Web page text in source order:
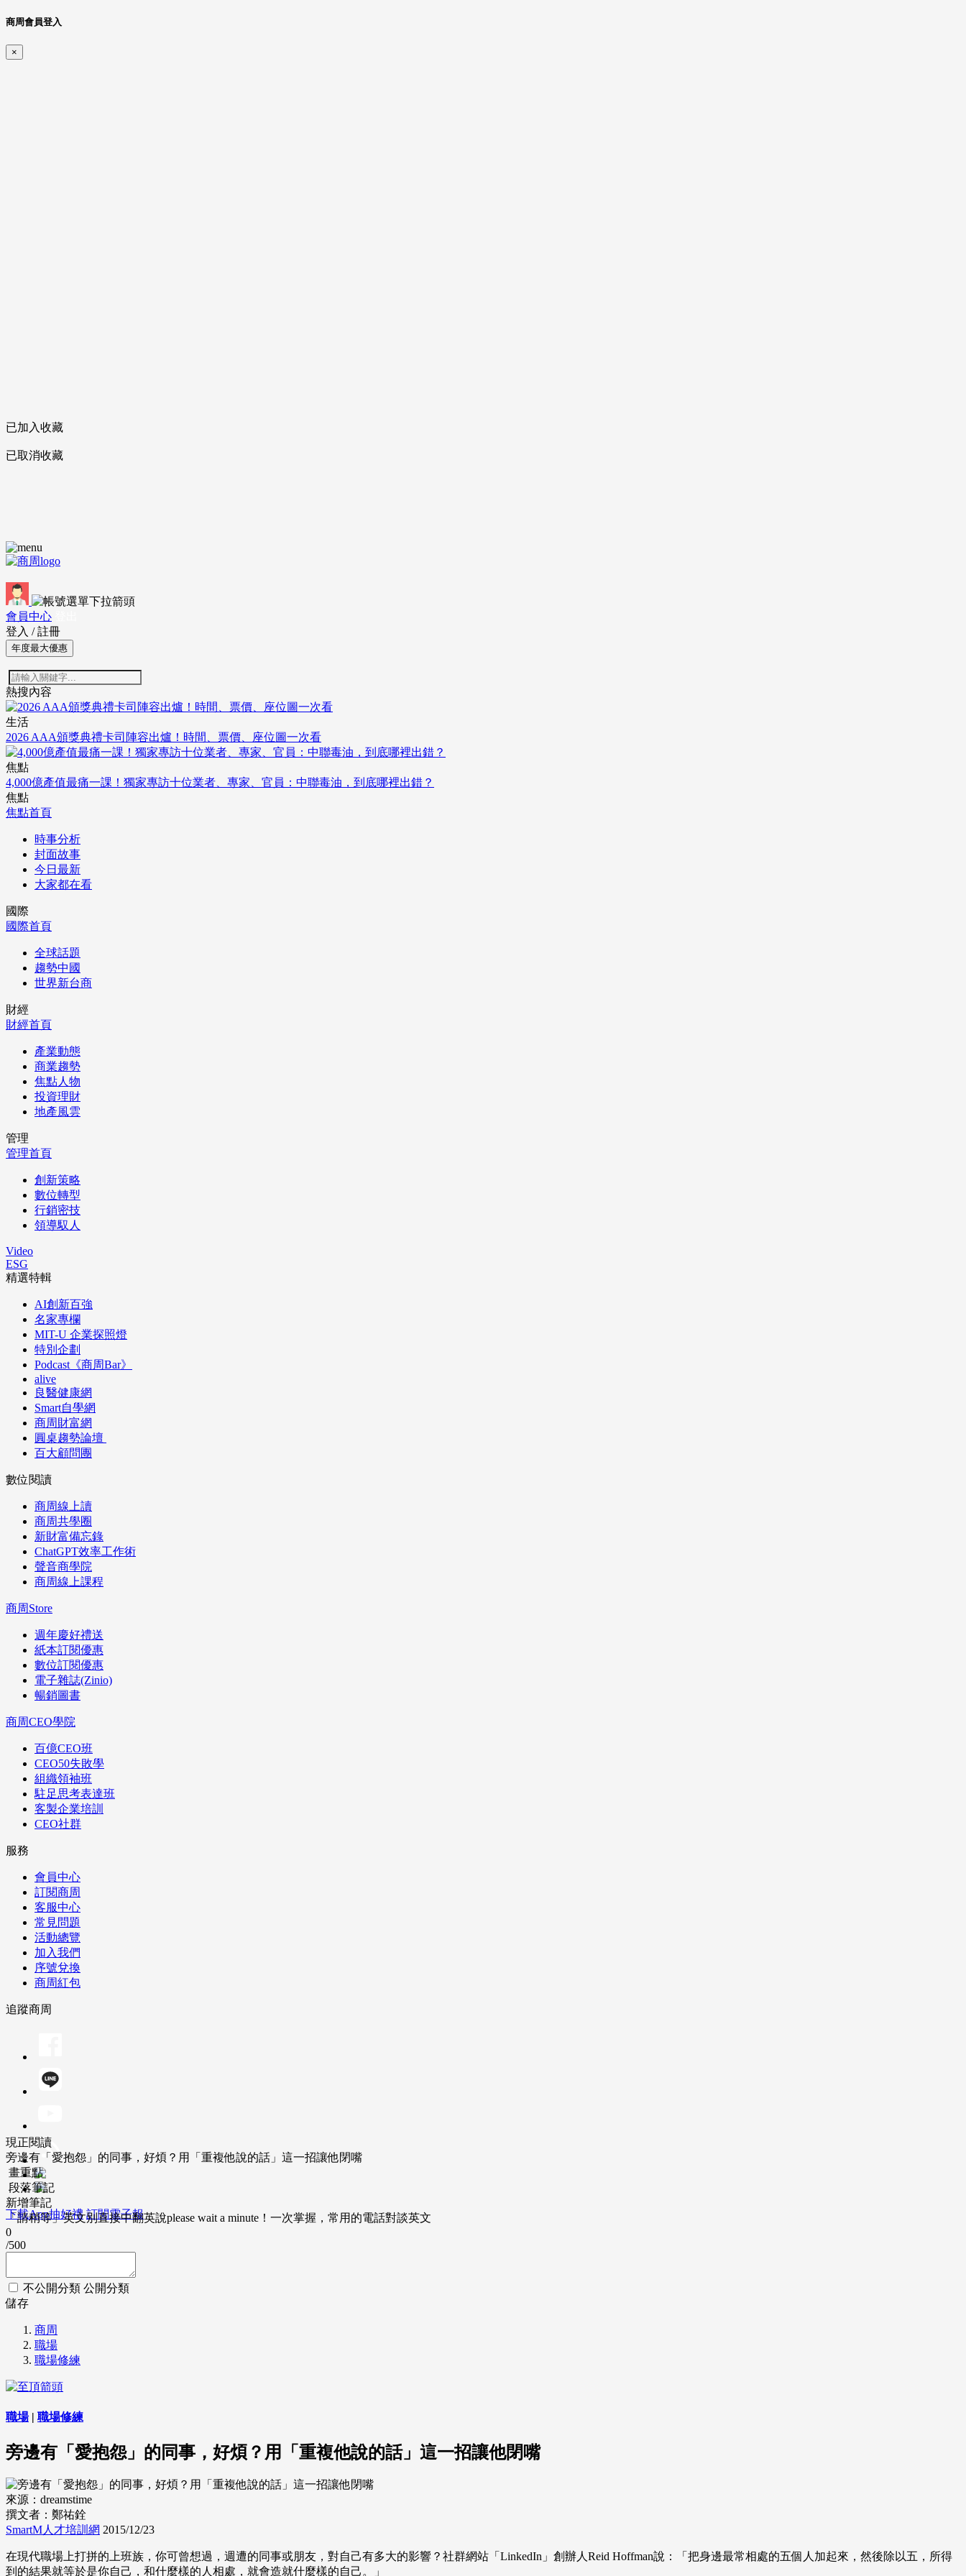
商周會員登入
×
已加入收藏
已取消收藏
會員中心
登入 / 註冊
年度最大優惠
熱搜內容
生活
2026 AAA頒獎典禮卡司陣容出爐！時間、票價、座位圖一次看
焦點
4,000億產值最痛一課！獨家專訪十位業者、專家、官員：中聯毒油，到底哪裡出錯？
焦點
焦點首頁
時事分析
封面故事
今日最新
大家都在看
國際
國際首頁
全球話題
趨勢中國
世界新台商
財經
財經首頁
產業動態
商業趨勢
焦點人物
投資理財
地產風雲
管理
管理首頁
創新策略
數位轉型
行銷密技
領導馭人
Video
ESG
精選特輯
AI創新百強
名家專欄
MIT-U 企業探照燈
特別企劃
Podcast《商周Bar》
alive
良醫健康網
Smart自學網
商周財富網
圓桌趨勢論壇
百大顧問團
數位閱讀
商周線上讀
商周共學圈
新財富備忘錄
ChatGPT效率工作術
聲音商學院
商周線上課程
商周Store
週年慶好禮送
紙本訂閱優惠
數位訂閱優惠
電子雜誌(Zinio)
暢銷圖書
商周CEO學院
百億CEO班
CEO50失敗學
組織領袖班
駐足思考表達班
客製企業培訓
CEO社群
服務
會員中心
訂閱商周
客服中心
常見問題
活動總覽
加入我們
序號兌換
商周紅包
追蹤商周
下載App抽好禮 訂閱電子報
現正閱讀
旁邊有「愛抱怨」的同事，好煩？用「重複他說的話」這一招讓他閉嘴
畫重點
段落筆記
新增筆記
「請稍等」英文別直接中翻英說please wait a minute！一次掌握，常用的電話對談英文
0
/500
不公開分類 公開分類
儲存
商周
職場
職場修練
職場| 職場修練
旁邊有「愛抱怨」的同事，好煩？用「重複他說的話」這一招讓他閉嘴
來源：dreamstime
撰文者：鄭祐銓
SmartM人才培訓網 2015/12/23
在現代職場上打拼的上班族，你可曾想過，週遭的同事或朋友，對自己有多大的影響？社群網站「LinkedIn」創辦人Reid Hoffman說：「把身邊最常相處的五個人加起來，然後除以五，所得
到的結果就等於是你自己，和什麼樣的人相處，就會造就什麼樣的自己。」